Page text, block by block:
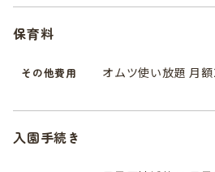
保育料
その他費用 オムツ使い放題 月
入園手続き